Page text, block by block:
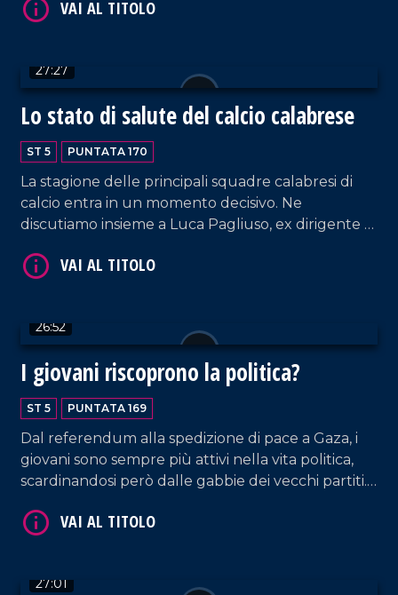
segretario regionale del Partito Socialista Italiano.
27:27
Lo stato di salute del calcio calabrese
ST 5 PUNTATA 170
La stagione delle principali squadre calabresi di
calcio entra in un momento decisivo. Ne
discutiamo insieme a Luca Pagliuso, ex dirigente di
giornalista della Gazzetta dello Sport.
26:52
I giovani riscoprono la politica?
ST 5 PUNTATA 169
Dal referendum alla spedizione di pace a Gaza, i
giovani sono sempre più attivi nella vita politica,
scardinandosi però dalle gabbie dei vecchi partiti.
nazionale Gioventù nazionale, e Francesco
27:01
VAI AL TITOLO
VAI AL TITOLO